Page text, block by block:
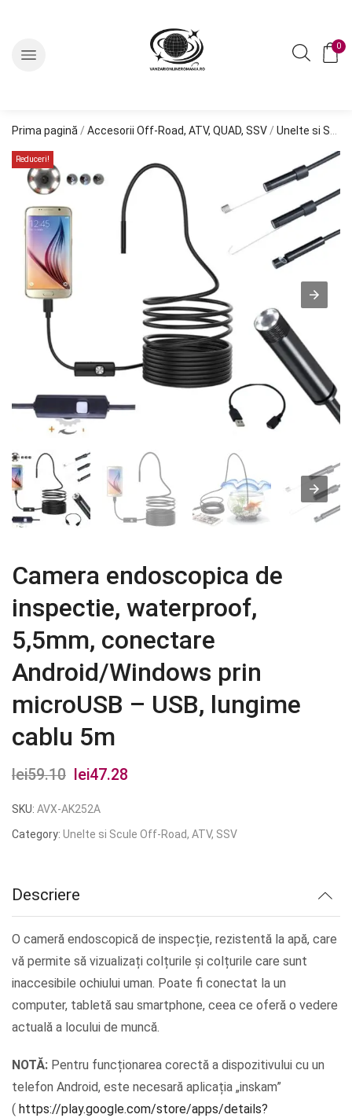
0
Prima pagină / Accesorii Off-Road, ATV, QUAD, SSV / Unelte si Scule Off-Road, ATV, SSV
Reduceri!
Camera endoscopica de
inspectie, waterproof,
5,5mm, conectare
Android/Windows prin
microUSB – USB, lungime
cablu 5m
lei59.10
Prețul
inițial
a
lei47.28
este:
SKU: AVX-AK252A
Category: Unelte si Scule Off-Road, ATV, SSV
Descriere
O cameră endoscopică de inspecție, rezistentă la apă, care
vă permite să vizualizați colțurile și colțurile care sunt
inaccesibile ochiului uman. Poate fi conectat la un
computer, tabletă sau smartphone, ceea ce oferă o vedere
actuală a locului de muncă.
NOTĂ: Pentru funcționarea corectă a dispozitivului cu un
telefon Android, este necesară aplicația „inskam”
( https://play.google.com/store/apps/details?